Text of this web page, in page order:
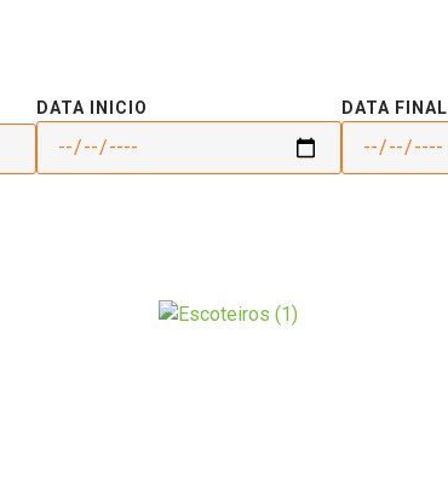
DATA INICIO DATA FINAL